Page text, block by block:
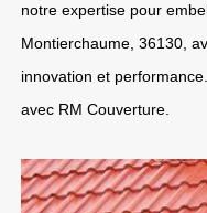
notre expertise pour
Montierchaume, 36130,
innovation et
avec RM Couverture.